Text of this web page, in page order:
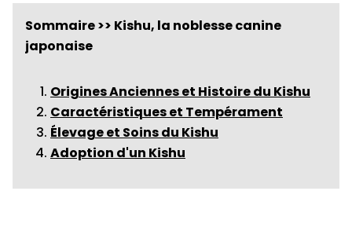
Sommaire >> Kishu, la noblesse canine
japonaise
Origines Anciennes et Histoire du Kishu
Caractéristiques et Tempérament
Élevage et Soins du Kishu
Adoption d'un Kishu